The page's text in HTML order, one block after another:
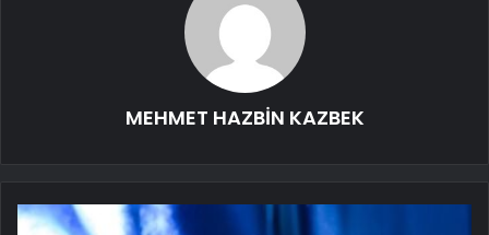
MEHMET HAZBİN KAZBEK